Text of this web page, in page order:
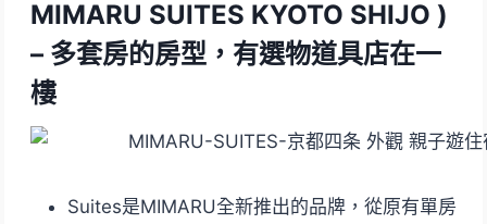
MIMARU SUITES KYOTO SHIJO )
– 多套房的房型，有選物道具店在一
樓
Suites是MIMARU全新推出的品牌，從原有單房